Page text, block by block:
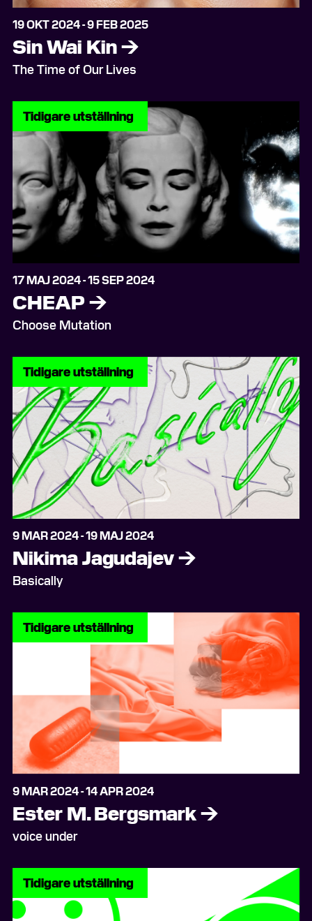
19 OKT 2024 - 9 FEB 2025
Sin Wai Kin→
The Time of Our Lives
Tidigare utställning
17 MAJ 2024 - 15 SEP 2024
CHEAP→
Choose Mutation
Tidigare utställning
9 MAR 2024 - 19 MAJ 2024
Nikima Jagudajev→
Basically
Tidigare utställning
9 MAR 2024 - 14 APR 2024
Ester M. Bergsmark→
voice under
Tidigare utställning